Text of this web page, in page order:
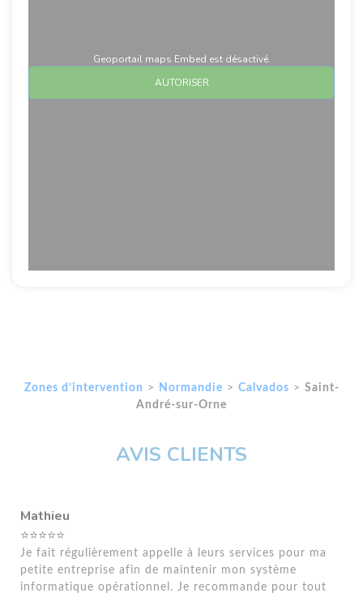
Geoportail maps Embed est désactivé.
AUTORISER
Zones d’intervention > Normandie > Calvados > Saint-
André-sur-Orne
AVIS CLIENTS
Mathieu
⭐⭐⭐⭐⭐
Je fait régulièrement appelle à leurs services pour ma
petite entreprise afin de maintenir mon système
informatique opérationnel. Je recommande pour tout